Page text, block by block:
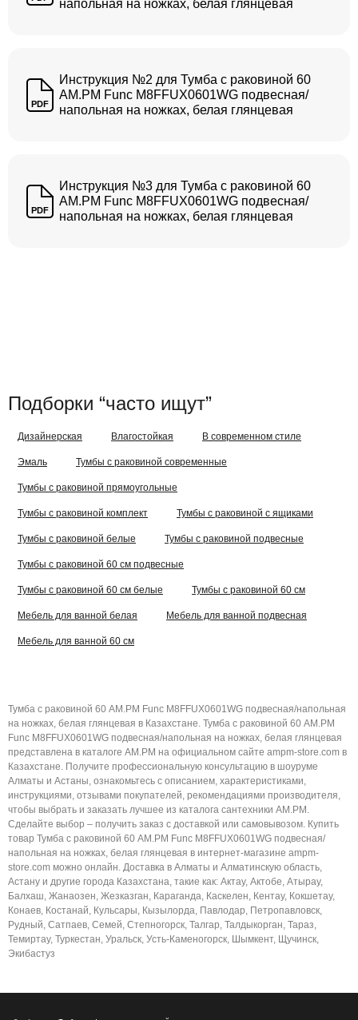
напольная на ножках, белая глянцевая
PDF
Инструкция №2 для Тумба с раковиной 60
AM.PM Func M8FFUX0601WG подвесная/
напольная на ножках, белая глянцевая
PDF
Инструкция №3 для Тумба с раковиной 60
AM.PM Func M8FFUX0601WG подвесная/
напольная на ножках, белая глянцевая
Подборки “часто ищут”
Дизайнерская Влагостойкая В современном стиле
Эмаль Тумбы с раковиной современные
Тумбы с раковиной прямоугольные
Тумбы с раковиной комплект Тумбы с раковиной с ящиками
Тумбы с раковиной белые Тумбы с раковиной подвесные
Тумбы с раковиной 60 см подвесные
Тумбы с раковиной 60 см белые Тумбы с раковиной 60 см
Мебель для ванной белая Мебель для ванной подвесная
Мебель для ванной 60 см
Тумба с раковиной 60 AM.PM Func M8FFUX0601WG подвесная/напольная
на ножках, белая глянцевая в Казахстане. Тумба с раковиной 60 AM.PM
Func M8FFUX0601WG подвесная/напольная на ножках, белая глянцевая
представлена в каталоге AM.PM на официальном сайте ampm-store.com в
Казахстане. Получите профессиональную консультацию в шоуруме
Алматы и Астаны, ознакомьтесь с описанием, характеристиками,
инструкциями, отзывами покупателей, рекомендациями производителя,
чтобы выбрать и заказать лучшее из каталога сантехники AM.PM.
Сделайте выбор – получить заказ с доставкой или самовывозом. Купить
товар Тумба с раковиной 60 AM.PM Func M8FFUX0601WG подвесная/
напольная на ножках, белая глянцевая в интернет-магазине ampm-
store.com можно онлайн. Доставка в Алматы и Алматинскую область,
Астану и другие города Казахстана, такие как: Актау, Актобе, Атырау,
Балхаш, Жанаозен, Жезказган, Караганда, Каскелен, Кентау, Кокшетау,
Конаев, Костанай, Кульсары, Кызылорда, Павлодар, Петропавловск,
Рудный, Сатпаев, Семей, Степногорск, Талгар, Талдыкорган, Тараз,
Темиртау, Туркестан, Уральск, Усть-Каменогорск, Шымкент, Щучинск,
Экибастуз